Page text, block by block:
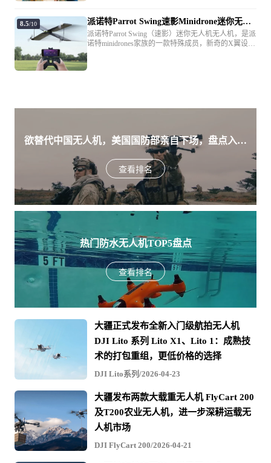
8.5/10
派诺特Parrot Swing速影Minidrone迷你无人
机
派诺特Parrot Swing（速影）迷你无人机无人机，是派
诺特minidrones家族的一款特殊成员，新奇的X翼设
欲替代中国无人机，美国国防部亲自下场，盘点入围
美军SRR项目的五款无人机
查看排名
热门防水无人机TOP5盘点
查看排名
大疆正式发布全新入门级航拍无人机
DJI Lito 系列 Lito X1、Lito 1：成熟技
术的打包重组，更低价格的选择
DJI Lito系列/2026-04-23
大疆发布两款大载重无人机 FlyCart 200
及T200农业无人机，进一步深耕运载无
人机市场
DJI FlyCart 200/2026-04-21